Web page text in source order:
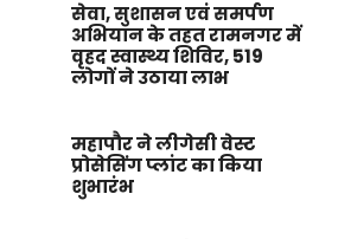
सेवा, सुशासन एवं समर्पण
अभियान के तहत रामनगर में
वृहद स्वास्थ्य शिविर, 519
लोगों ने उठाया लाभ
महापौर ने लीगेसी वेस्ट
प्रोसेसिंग प्लांट का किया
शुभारंभ